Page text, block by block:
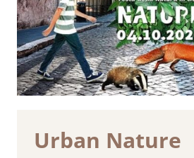
Urban Nature